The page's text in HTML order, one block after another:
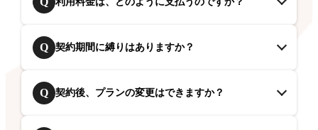
Q 契約期間に縛りはありますか？
Q 契約後、プランの変更はできますか？